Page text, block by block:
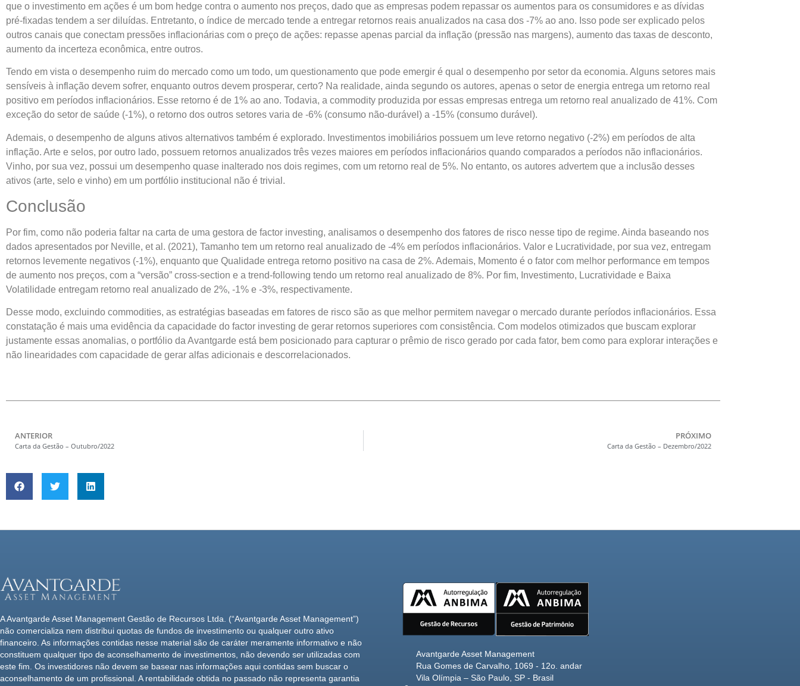
que o investimento em ações é um bom hedge contra o aumento nos preços, dado que as empresas podem repassar os aumentos para os consumidores e as dívidas
pré-fixadas tendem a ser diluídas. Entretanto, o índice de mercado tende a entregar retornos reais anualizados na casa dos -7% ao ano. Isso pode ser explicado pelos
outros canais que conectam pressões inflacionárias com o preço de ações: repasse apenas parcial da inflação (pressão nas margens), aumento das taxas de desconto,
aumento da incerteza econômica, entre outros.
Tendo em vista o desempenho ruim do mercado como um todo, um questionamento que pode emergir é qual o desempenho por setor da economia. Alguns setores mais
sensíveis à inflação devem sofrer, enquanto outros devem prosperar, certo? Na realidade, ainda segundo os autores, apenas o setor de energia entrega um retorno real
positivo em períodos inflacionários. Esse retorno é de 1% ao ano. Todavia, a commodity produzida por essas empresas entrega um retorno real anualizado de 41%. Com
exceção do setor de saúde (-1%), o retorno dos outros setores varia de -6% (consumo não-durável) a -15% (consumo durável).
Ademais, o desempenho de alguns ativos alternativos também é explorado. Investimentos imobiliários possuem um leve retorno negativo (-2%) em períodos de alta
inflação. Arte e selos, por outro lado, possuem retornos anualizados três vezes maiores em períodos inflacionários quando comparados a períodos não inflacionários.
Vinho, por sua vez, possui um desempenho quase inalterado nos dois regimes, com um retorno real de 5%. No entanto, os autores advertem que a inclusão desses
ativos (arte, selo e vinho) em um portfólio institucional não é trivial​ ​.
Conclusão
Por fim, como não poderia faltar na carta de uma gestora de factor investing, analisamos o desempenho dos fatores de risco nesse tipo de regime. Ainda baseando nos
dados apresentados por Neville, et al. (2021), Tamanho tem um retorno real anualizado de -4% em períodos inflacionários. Valor e Lucratividade, por sua vez, entregam
retornos levemente negativos (-1%), enquanto que Qualidade entrega retorno positivo na casa de 2%. Ademais, Momento é o fator com melhor performance em tempos
de aumento nos preços, com a “versão” cross-section e a trend-following tendo um retorno real anualizado de 8%. Por fim, Investimento, Lucratividade e Baixa
Volatilidade entregam retorno real anualizado de 2%, -1% e -3%, respectivamente.
Desse modo, excluindo commodities, as estratégias baseadas em fatores de risco são as que melhor permitem navegar o mercado durante períodos inflacionários. Essa
constatação é mais uma evidência da capacidade do factor investing de gerar retornos superiores com consistência. Com modelos otimizados que buscam explorar
justamente essas anomalias, o portfólio da Avantgarde está bem posicionado para capturar o prêmio de risco gerado por cada fator, bem como para explorar interações e
não linearidades com capacidade de gerar alfas adicionais e descorrelacionados.
ANTERIOR
Carta da Gestão – Outubro/2022
PRÓXIMO
Carta da Gestão – Dezembro/2022
A Avantgarde Asset Management Gestão de Recursos Ltda. (“Avantgarde Asset Management”)
não comercializa nem distribui quotas de fundos de investimento ou qualquer outro ativo
financeiro. As informações contidas nesse material são de caráter meramente informativo e não
constituem qualquer tipo de aconselhamento de investimentos, não devendo ser utilizadas com
este fim. Os investidores não devem se basear nas informações aqui contidas sem buscar o
aconselhamento de um profissional. A rentabilidade obtida no passado não representa garantia
Avantgarde Asset Management
Rua Gomes de Carvalho, 1069 - 12o. andar
Vila Olímpia – São Paulo, SP - Brasil